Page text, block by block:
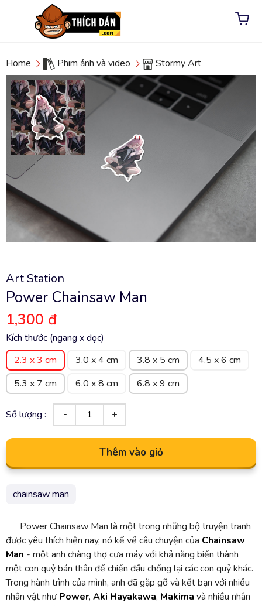
Home Phim ảnh và video Stormy Art
Art Station
Power Chainsaw Man
1,300 đ
Kích thước (ngang x dọc)
2.3 x 3 cm
3.0 x 4 cm 3.8 x 5 cm
4.5 x 6 cm
5.3 x 7 cm
6.0 x 8 cm 6.8 x 9 cm
Số lượng :
Thêm vào giỏ
chainsaw man
Power Chainsaw Man là một trong những bộ truyện tranh
được yêu thích hiện nay, nó kể về câu chuyện của Chainsaw
Man - một anh chàng thợ cưa máy với khả năng biến thành
một con quỷ bán thân để chiến đấu chống lại các con quỷ khác.
Trong hành trình của mình, anh đã gặp gỡ và kết bạn với nhiều
nhân vật nhưPower, Aki Hayakawa, Makima và nhiều nhân